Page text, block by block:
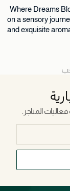
Where Dreams Blossom Elie Saab perfume
on a sensory
and exquisite
المتاجر.